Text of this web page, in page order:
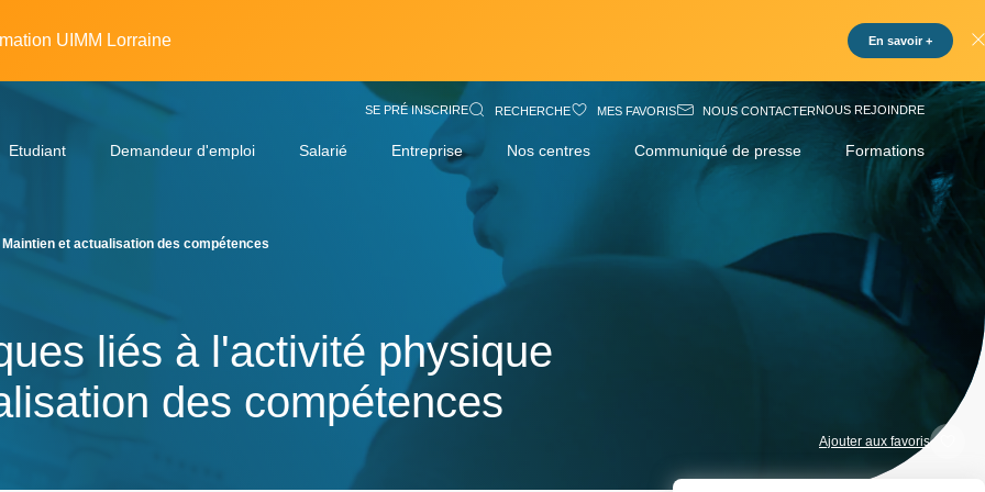
UIMM Lorraine En savoir +
SE PRÉ INSCRIRE RECHERCHE MES FAVORIS NOUS CONTACTERNOUS REJOINDRE
Etudiant Demandeur d'emploi Salarié Entreprise Nos centres Communiqué de presse Formations
et actualisation des compétences
liés à l'activité physique
des compétences
Ajouter aux favoris